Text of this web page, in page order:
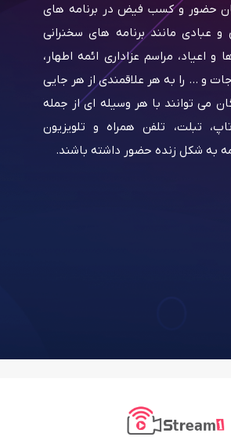
حضور و کسب فیض در برنامه های
و عبادی مانند برنامه های سخنرانی
اعیاد، مراسم عزاداری ائمه اطهار،
و … را به هر علاقمندی از هر جایی
می توانند با هر وسیله ای از جمله
تبلت، تلفن همراه و تلویزیون
به شکل زنده حضور داشته باشند.